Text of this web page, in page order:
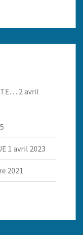
2 avril
1 avril 2023
2021